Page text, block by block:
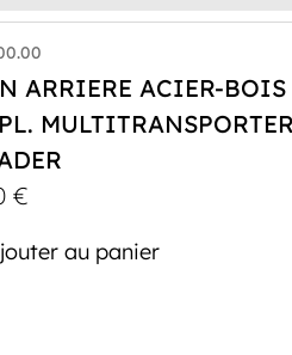
ARRIERE ACIER-BOIS
€
au panier